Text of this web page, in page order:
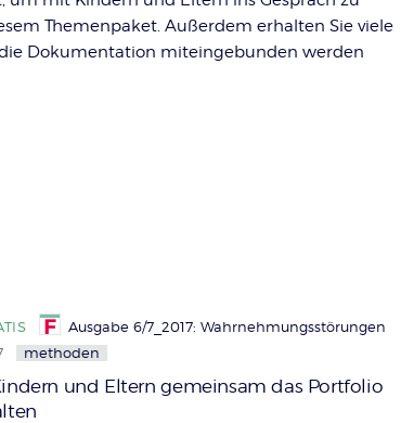
Themenpaket. Außerdem erhalten Sie viele
Dokumentation miteingebunden werden
Ausgabe 6/7_2017: Wahrnehmungsstörungen
methoden
und Eltern gemeinsam das Portfolio